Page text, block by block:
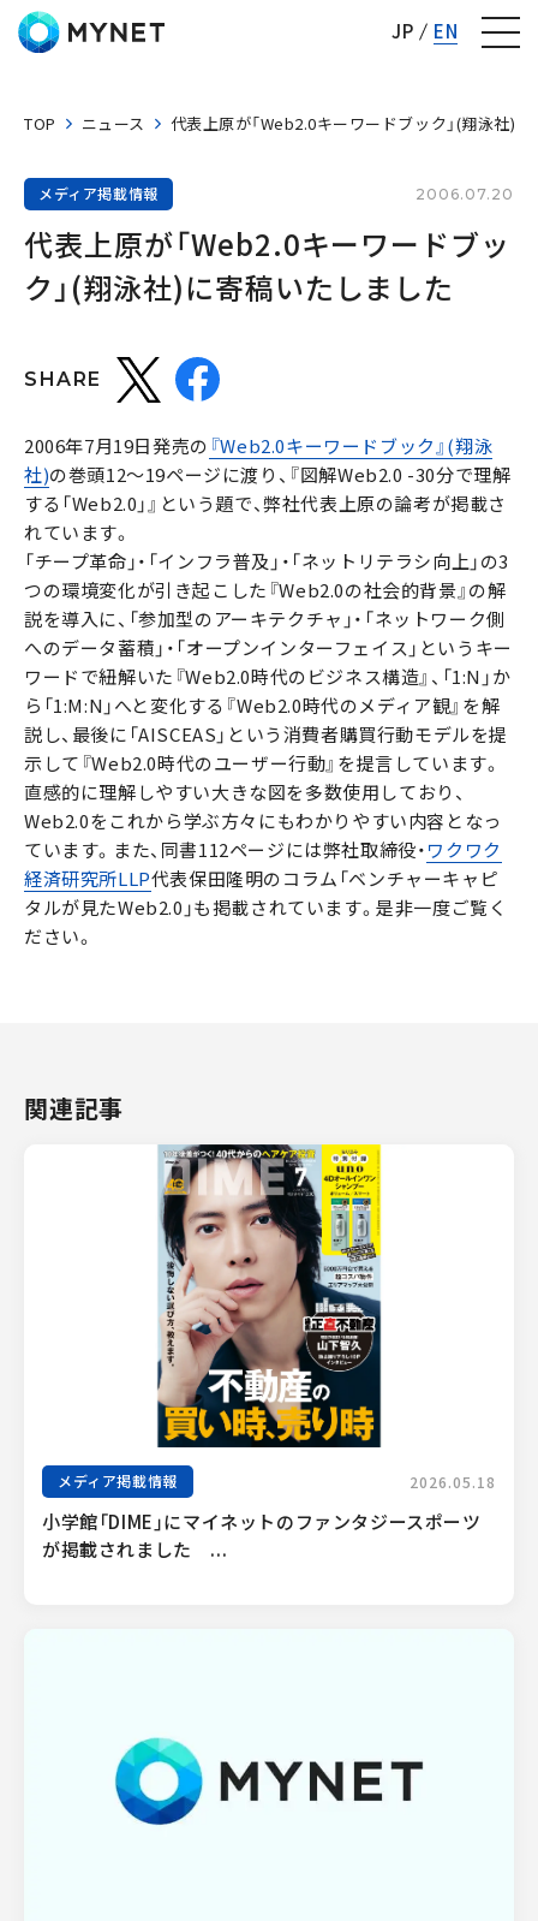
JP EN
TOP ニュース 代表上原が「Web2.0キーワードブック」(翔泳社)
メディア掲載情報 2006.07.20
代表上原が「Web2.0キーワードブッ
ク」(翔泳社)に寄稿いたしました
SHARE
2006年7月19日発売の 『Web2.0キーワードブック』(翔泳
社)の巻頭12〜19ページに渡り、『図解Web2.0 -30分で理解
する「Web2.0」』という題で、弊社代表上原の論考が掲載さ
れています。
「チープ革命」・「インフラ普及」・「ネットリテラシ向上」の3
つの環境変化が引き起こした『Web2.0の社会的背景』の解
説を導入に、「参加型のアーキテクチャ」・「ネットワーク側
へのデータ蓄積」・「オープンインターフェイス」というキー
ワードで紐解いた『Web2.0時代のビジネス構造』、「1:N」か
ら「1:M:N」へと変化する『Web2.0時代のメディア観』を解
説し、最後に「AISCEAS」という消費者購買行動モデルを提
示して『Web2.0時代のユーザー行動』を提言しています。
直感的に理解しやすい大きな図を多数使用しており、
Web2.0をこれから学ぶ方々にもわかりやすい内容となっ
ています。また、同書112ページには弊社取締役・ワクワク
経済研究所LLP代表保田隆明のコラム「ベンチャーキャピ
タルが見たWeb2.0」も掲載されています。是非一度ご覧く
ださい。
関連記事
メディア掲載情報 2026.05.18
小学館「DIME」にマイネットのファンタジースポーツ
が掲載されました　...